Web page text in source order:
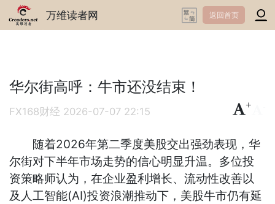
万维读者网 返回首页
华尔街高呼：牛市还没结束！
FX168财经 2026-07-07 22:15
+
随着2026年第二季度美股交出强劲表现，华
尔街对下半年市场走势的信心明显升温。多位投
资策略师认为，在企业盈利增长、流动性改善以
及人工智能(AI)投资浪潮推动下，美股牛市仍有延